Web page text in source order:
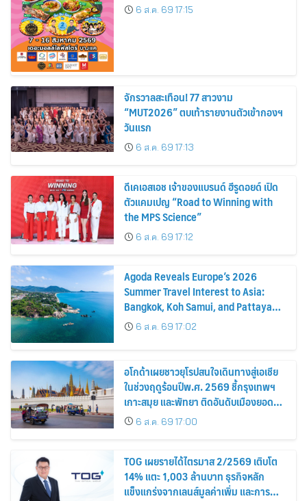
6 ส.ค. 69 17:15
จักรวาลสะเทือน! 77 สาวงาม
“MUT2026” ตบเท้ารายงานตัวเข้ากองฯ
วันแรก
6 ส.ค. 69 17:13
ดีเคเอสเอช เจ้าของแบรนด์ ฮีรูดอยด์ เปิด
ตัวแคมเปญ “Road to Winning with
the MPS Science”
6 ส.ค. 69 17:12
Agoda Reveals Europe’s 2026
Summer Travel Interest to Asia:
Bangkok, Koh Samui, and Pattaya
Among the Top Cities
6 ส.ค. 69 17:02
อโกด้าเผยชาวยุโรปสนใจเดินทางสู่เอเชีย
ในช่วงฤดูร้อนปีพ.ศ. 2569 ชี้กรุงเทพฯ
เกาะสมุย และพัทยา ติดอันดับเมืองยอด
นิยม6 ส.ค. 69 17:00
TOG เผยรายได้ไตรมาส 2/2569 เติบโต
14% แตะ 1,003 ล้านบาท ธุรกิจหลัก
แข็งแกร่งจากเลนส์มูลค่าเพิ่ม และการ